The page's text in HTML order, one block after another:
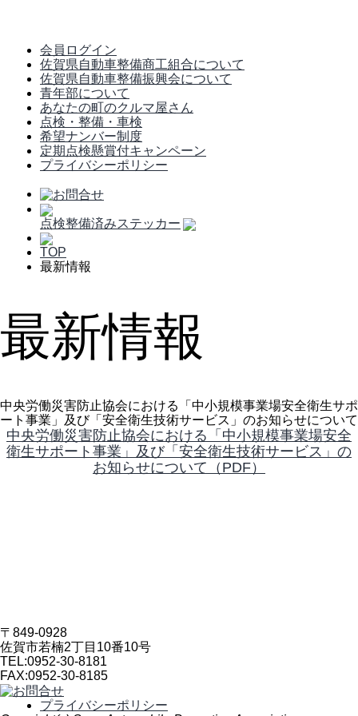
会員ログイン
佐賀県自動車整備商工組合について
佐賀県自動車整備振興会について
青年部について
あなたの町のクルマ屋さん
点検・整備・車検
希望ナンバー制度
定期点検懸賞付キャンペーン
プライバシーポリシー
点検整備済みステッカー
TOP
最新情報
最新情報
中央労働災害防止協会における「中小規模事業場安全衛生サポ
ート事業」及び「安全衛生技術サービス」のお知らせについて
中央労働災害防止協会における「中小規模事業場安全
衛生サポート事業」及び「安全衛生技術サービス」の
お知らせについて（PDF）
〒849-0928
佐賀市若楠2丁目10番10号
TEL:0952-30-8181
FAX:0952-30-8185
プライバシーポリシー